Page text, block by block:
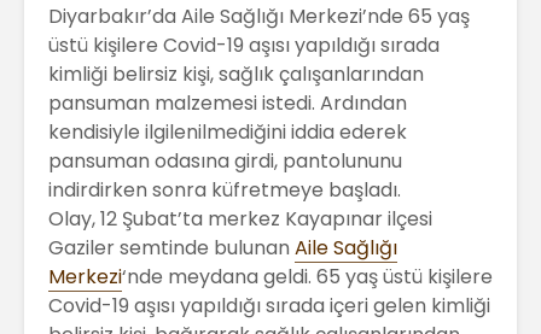
Diyarbakır’da Aile Sağlığı Merkezi’nde 65 yaş
üstü kişilere Covid-19 aşısı yapıldığı sırada
kimliği belirsiz kişi, sağlık çalışanlarından
pansuman malzemesi istedi. Ardından
kendisiyle ilgilenilmediğini iddia ederek
pansuman odasına girdi, pantolununu
indirdirken sonra küfretmeye başladı.
Olay, 12 Şubat’ta merkez Kayapınar ilçesi
Gaziler semtinde bulunan Aile Sağlığı
Merkezi‘nde meydana geldi. 65 yaş üstü kişilere
Covid-19 aşısı yapıldığı sırada içeri gelen kimliği